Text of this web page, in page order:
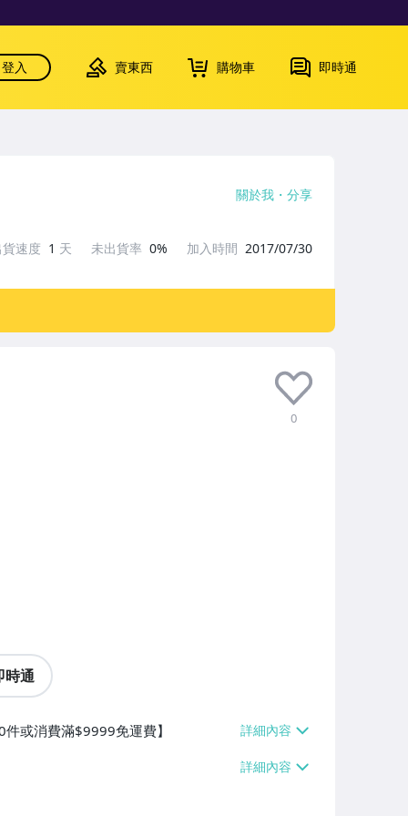
登入 賣東西 購物車 即時通
0
時通
或消費滿$9999免運費】
關於我 分享
速度 1 天 未出貨率 0% 加入時間 2017/07/30